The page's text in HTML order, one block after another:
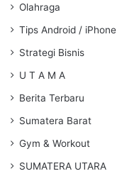
Olahraga
Tips Android / iPhone
Strategi Bisnis
U T A M A
Berita Terbaru
Sumatera Barat
Gym & Workout
SUMATERA UTARA